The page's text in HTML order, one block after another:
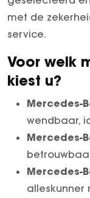
met de
service.
Voor welk
kiest u?
Mercedes-
wendbaar,
Mercedes-
Mercedes-
alleskunner